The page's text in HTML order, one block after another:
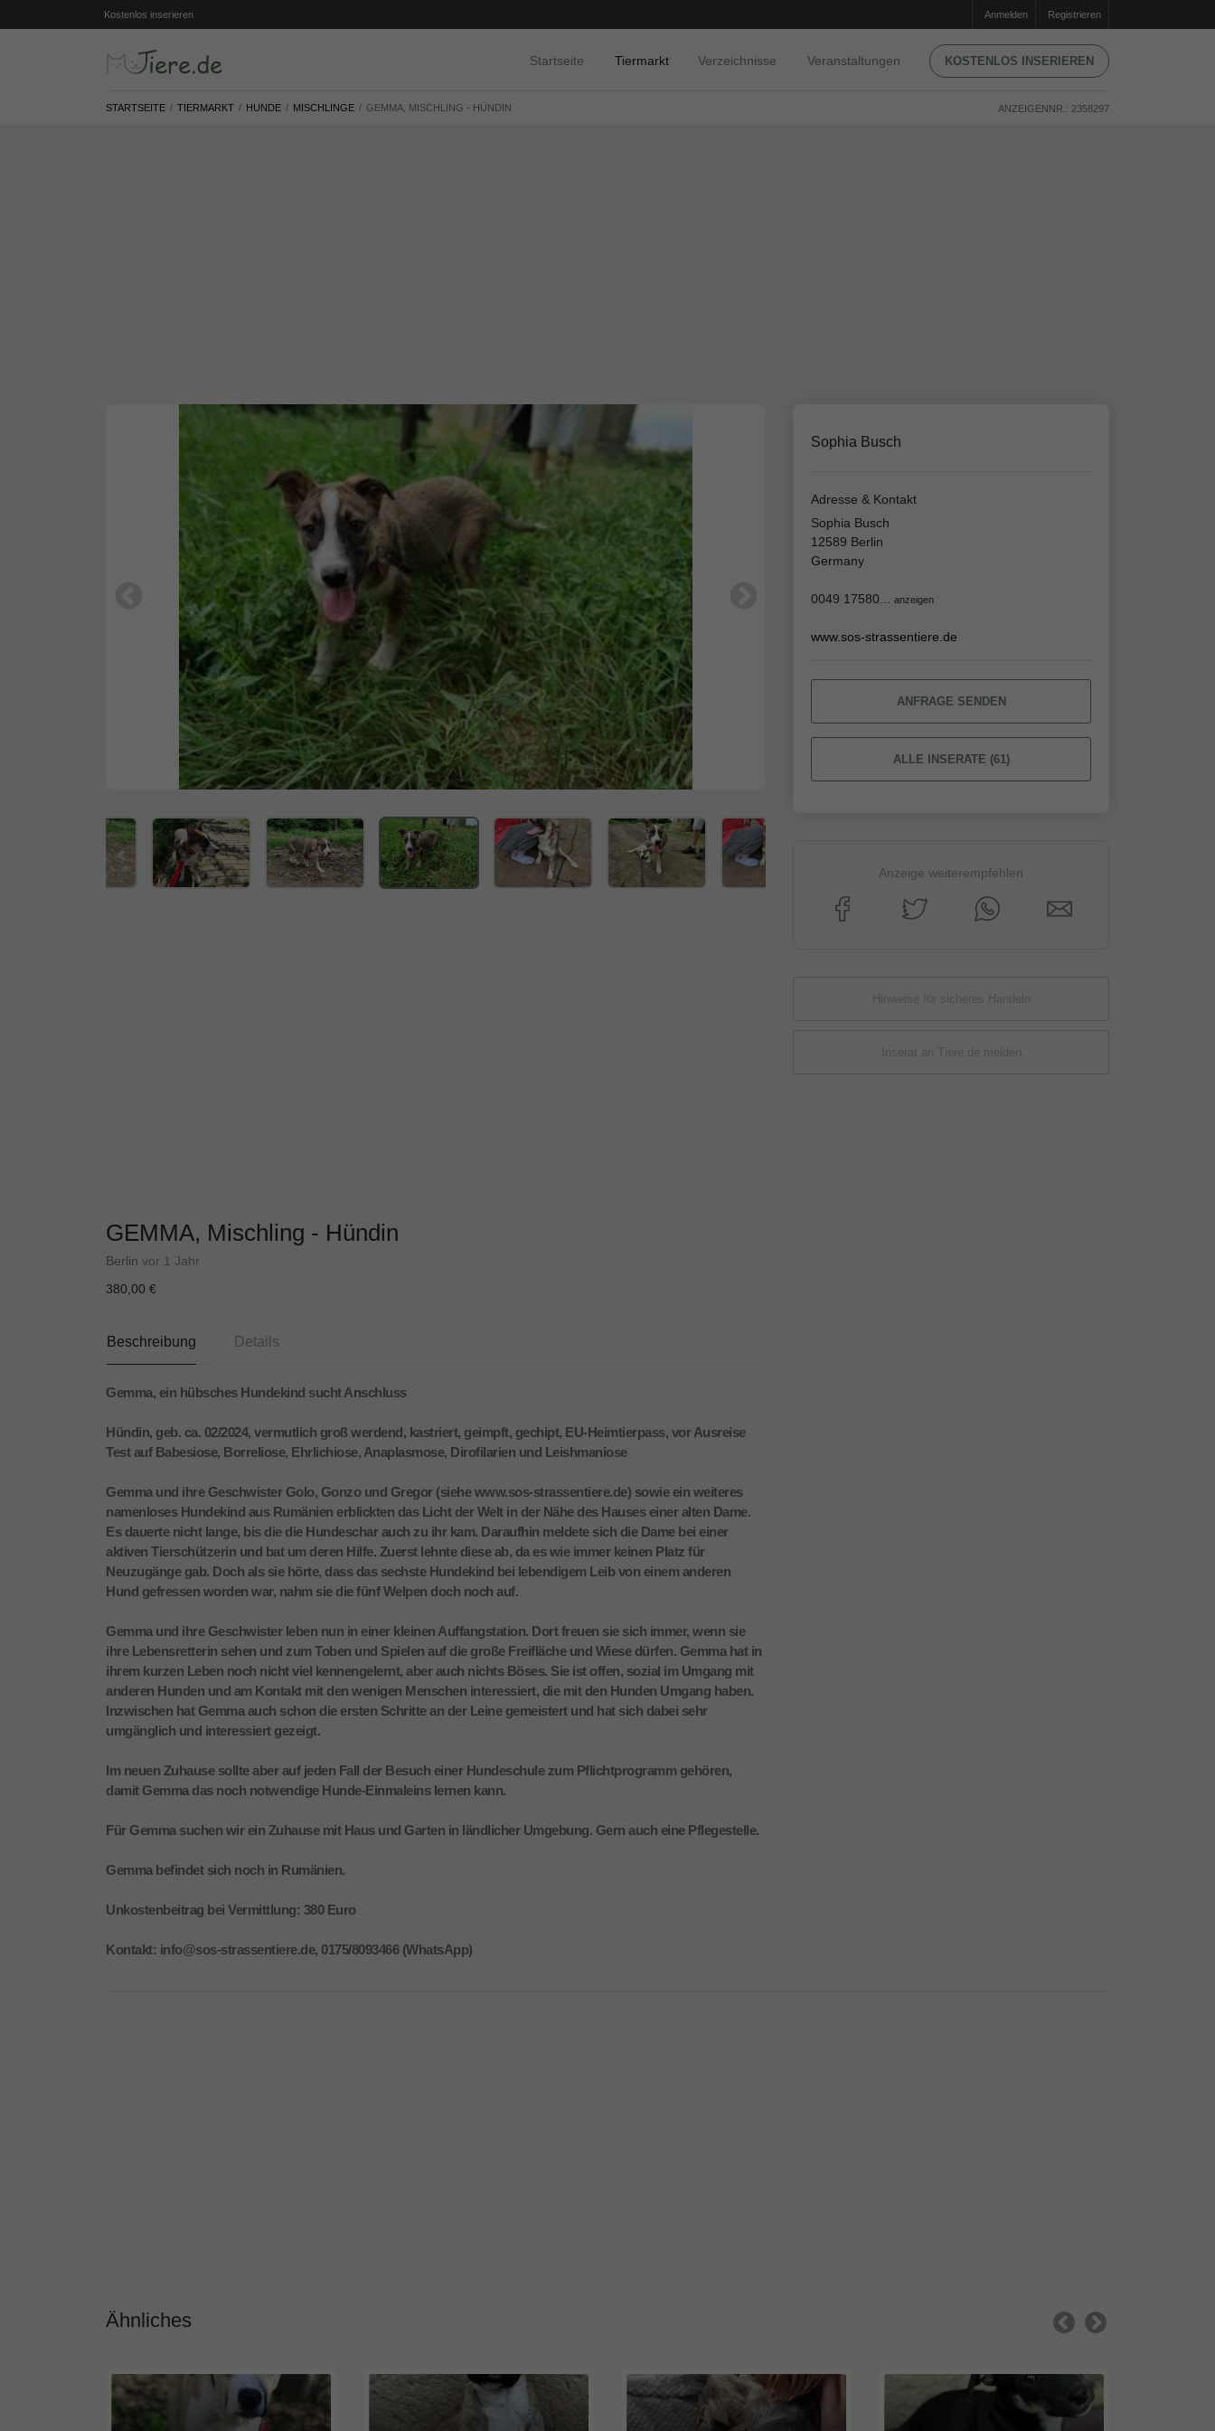
Kostenlos inserieren Anmelden Registrieren
Startseite Tiermarkt Verzeichnisse Veranstaltungen KOSTENLOS INSERIEREN
STARTSEITE TIERMARKT HUNDE MISCHLINGE GEMMA, MISCHLING - HÜNDIN ANZEIGENNR.: 2358297
GEMMA, Mischling - Hündin
Berlin vor 1 Jahr
380,00 €
Beschreibung Details
Gemma, ein hübsches Hundekind sucht Anschluss
Hündin, geb. ca. 02/2024, vermutlich groß werdend, kastriert, geimpft, gechipt, EU-Heimtierpass, vor Ausreise
Test auf Babesiose, Borreliose, Ehrlichiose, Anaplasmose, Dirofilarien und Leishmaniose
Gemma und ihre Geschwister Golo, Gonzo und Gregor (siehe www.sos-strassentiere.de) sowie ein weiteres
namenloses Hundekind aus Rumänien erblickten das Licht der Welt in der Nähe des Hauses einer alten Dame.
Es dauerte nicht lange, bis die die Hundeschar auch zu ihr kam. Daraufhin meldete sich die Dame bei einer
aktiven Tierschützerin und bat um deren Hilfe. Zuerst lehnte diese ab, da es wie immer keinen Platz für
Neuzugänge gab. Doch als sie hörte, dass das sechste Hundekind bei lebendigem Leib von einem anderen
Hund gefressen worden war, nahm sie die fünf Welpen doch noch auf.
Gemma und ihre Geschwister leben nun in einer kleinen Auffangstation. Dort freuen sie sich immer, wenn sie
ihre Lebensretterin sehen und zum Toben und Spielen auf die große Freifläche und Wiese dürfen. Gemma hat in
ihrem kurzen Leben noch nicht viel kennengelernt, aber auch nichts Böses. Sie ist offen, sozial im Umgang mit
anderen Hunden und am Kontakt mit den wenigen Menschen interessiert, die mit den Hunden Umgang haben.
Inzwischen hat Gemma auch schon die ersten Schritte an der Leine gemeistert und hat sich dabei sehr
umgänglich und interessiert gezeigt.
Im neuen Zuhause sollte aber auf jeden Fall der Besuch einer Hundeschule zum Pflichtprogramm gehören,
damit Gemma das noch notwendige Hunde-Einmaleins lernen kann.
Für Gemma suchen wir ein Zuhause mit Haus und Garten in ländlicher Umgebung. Gern auch eine Pflegestelle.
Gemma befindet sich noch in Rumänien.
Unkostenbeitrag bei Vermittlung: 380 Euro
Kontakt: info@sos-strassentiere.de, 0175/8093466 (WhatsApp)
Sophia Busch
Adresse & Kontakt
Sophia Busch
12589 Berlin
Germany
0049 17580... anzeigen
www.sos-strassentiere.de
ANFRAGE SENDEN
ALLE INSERATE (61)
Anzeige weiterempfehlen
Hinweise für sicheres Handeln
Inserat an Tiere.de melden
Ähnliches